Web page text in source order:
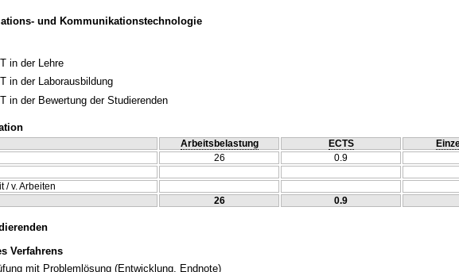
und Kommunikationstechnologie
in der Lehre
in der Laborausbildung
in der Bewertung der Studierenden
Arbeitsbelastung ECTS
26 0.9
/ v. Arbeiten
26 0.9
Verfahrens
mit Problemlösung (Entwicklung, Endnote)